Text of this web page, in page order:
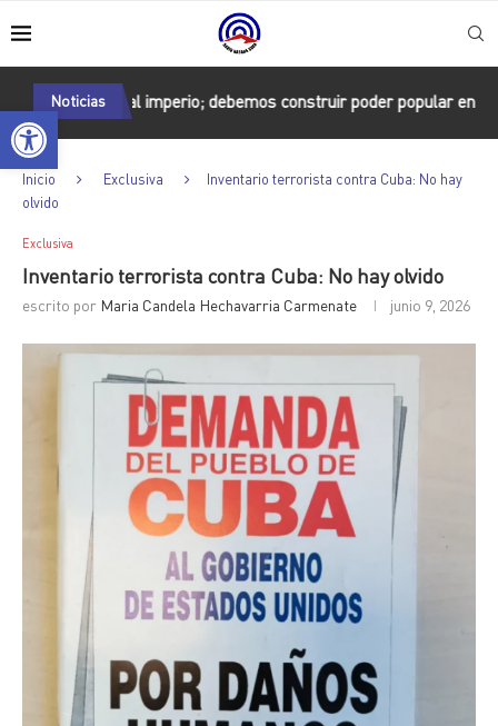
Abrir barra de herramientas
Noticias
al imperio; debemos construir poder popular en las bases,
Inicio Exclusiva
Inventario terrorista contra Cuba: No hay
olvido
Exclusiva
Inventario terrorista contra Cuba: No hay olvido
escrito por Maria Candela Hechavarria Carmenate junio 9, 2026